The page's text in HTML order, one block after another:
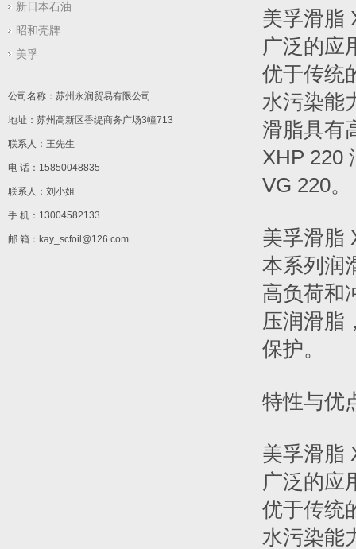
新日本石油
昭和壳牌
美孚
公司名称：苏州永润贸易有限公司
地址：苏州高新区香缇商务广场3幢713
联系人：王先生
电 话：15850048835
联系人：刘小姐
手 机：13004582133
邮 箱：kay_scfoil@126.com
美孚滑脂
广泛的应
优于传统
水污染能
滑脂具有
XHP 220
VG 220。
美孚滑脂
本系列润
高负荷和
压润滑脂
保护。
特性与优
美孚滑脂
广泛的应
优于传统
水污染能